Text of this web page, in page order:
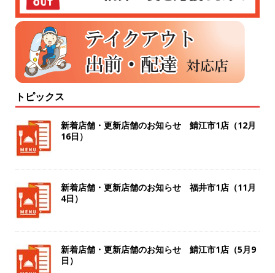
トピックス
新着店舗・更新店舗のお知らせ 鯖江市1店（12月
16日）
新着店舗・更新店舗のお知らせ 福井市1店（11月
4日）
新着店舗・更新店舗のお知らせ 鯖江市1店（5月9
日）